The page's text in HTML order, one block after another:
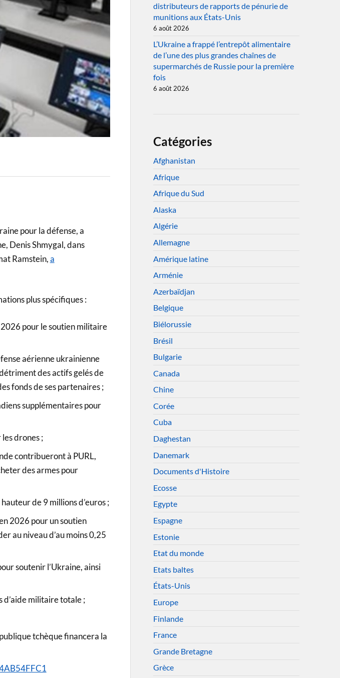
pour la défense, a
Denis Shmygal, dans
Ramstein,a
plus spécifiques :
pour le soutien militaire
aérienne ukrainienne
des actifs gelés de
fonds de ses partenaires ;
supplémentaires pour
drones ;
contribueront à PURL,
des armes pour
de 9 millions d’euros ;
2026 pour un soutien
au niveau d’au moins 0,25
soutenir l’Ukraine, ainsi
d’aide militaire totale ;
tchèque financera la
distributeurs de rapports de pénurie de
munitions aux États-Unis
6 août 2026
L’Ukraine a frappé l’entrepôt alimentaire
de l’une des plus grandes chaînes de
supermarchés de Russie pour la première
fois
6 août 2026
Catégories
Afghanistan
Afrique
Afrique du Sud
Alaska
Algérie
Allemagne
Amérique latine
Arménie
Azerbaïdjan
Belgique
Biélorussie
Brésil
Bulgarie
Canada
Chine
Corée
Cuba
Daghestan
Danemark
Documents d'Histoire
Ecosse
Egypte
Espagne
Estonie
Etat du monde
Etats baltes
États-Unis
Europe
Finlande
France
Grande Bretagne
Grèce